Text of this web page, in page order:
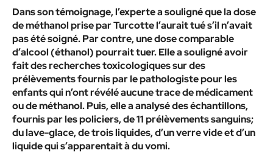
Dans son témoignage, l’experte a souligné que la dose
de méthanol prise par Turcotte l’aurait tué s’il n’avait
pas été soigné. Par contre, une dose comparable
d’alcool (éthanol) pourrait tuer. Elle a souligné avoir
fait des recherches toxicologiques sur des
prélèvements fournis par le pathologiste pour les
enfants qui n’ont révélé aucune trace de médicament
ou de méthanol. Puis, elle a analysé des échantillons,
fournis par les policiers, de 11 prélèvements sanguins;
du lave-glace, de trois liquides, d’un verre vide et d’un
liquide qui s’apparentait à du vomi.